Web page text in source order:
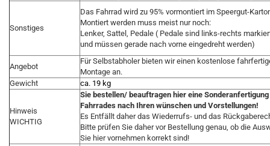
Sonstiges
Das Fahrrad wird zu 95% vormontiert im Speergut-
Montiert werden muss meist nur noch:
Lenker, Sattel, Pedale ( Pedale sind links-rechts
und müssen gerade nach vorne eingedreht werden)
Angebot
Für Selbstabholer bieten wir einen kostenlose
Montage an.
Gewicht
ca. 19 kg
Hinweis
WICHTIG
Sie bestellen/ beauftragen hier eine
Fahrrades nach Ihren wünschen und Vorstellungen!
Es Entfällt daher das Wiederrufs- und das
Bitte prüfen Sie daher vor Bestellung genau, ob die
Sie hier vornehmen korrekt sind!